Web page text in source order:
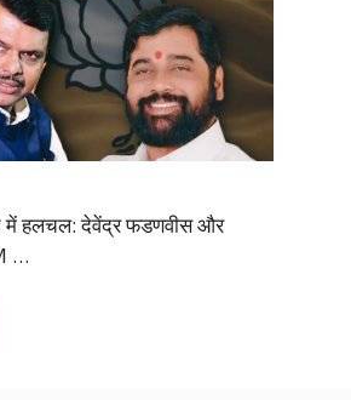
में हलचल: देवेंद्र फडणवीस और
…